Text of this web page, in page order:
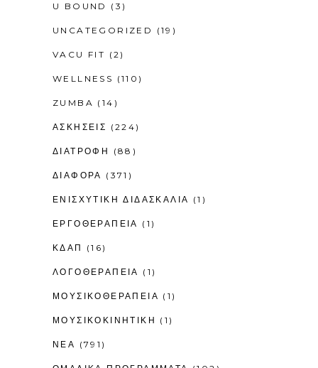
U BOUND (3)
UNCATEGORIZED (19)
VACU FIT (2)
WELLNESS (110)
ZUMBA (14)
ΑΣΚΗΣΕΙΣ (224)
ΔΙΑΤΡΟΦΗ (88)
ΔΙΑΦΟΡΑ (371)
ΕΝΙΣΧΥΤΙΚΉ ΔΙΔΑΣΚΑΛΊΑ (1)
ΕΡΓΟΘΕΡΑΠΕΊΑ (1)
ΚΔΑΠ (16)
ΛΟΓΟΘΕΡΑΠΕΊΑ (1)
ΜΟΥΣΙΚΟΘΕΡΑΠΕΊΑ (1)
ΜΟΥΣΙΚΟΚΙΝΗΤΙΚΉ (1)
ΝΕΑ (791)